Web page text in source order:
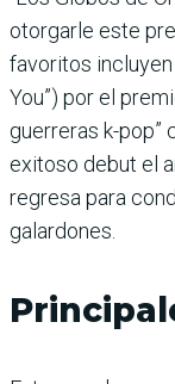
otorgarle este
favoritos incluyen
You”) por el
guerreras k-pop”
exitoso debut el
regresa para
galardones.